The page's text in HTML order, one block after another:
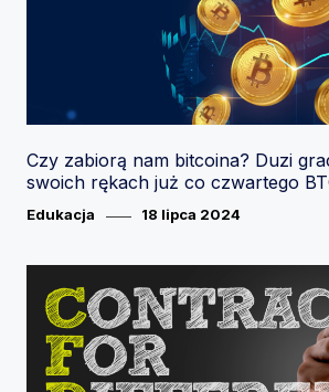
Czy zabiorą nam bitcoina? Duzi
swoich rękach już co czwartego
Category
Edukacja
Posted
18 lipca 2024